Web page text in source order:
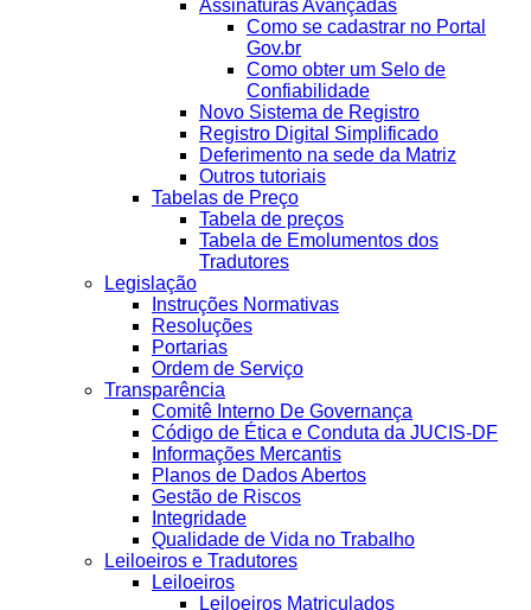
Assinaturas Avançadas
Como se cadastrar no Portal
Gov.br
Como obter um Selo de
Confiabilidade
Novo Sistema de Registro
Registro Digital Simplificado
Deferimento na sede da Matriz
Outros tutoriais
Tabelas de Preço
Tabela de preços
Tabela de Emolumentos dos
Tradutores
Legislação
Instruções Normativas
Resoluções
Portarias
Ordem de Serviço
Transparência
Comitê Interno De Governança
Código de Ética e Conduta da JUCIS-DF
Informações Mercantis
Planos de Dados Abertos
Gestão de Riscos
Integridade
Qualidade de Vida no Trabalho
Leiloeiros e Tradutores
Leiloeiros
Leiloeiros Matriculados